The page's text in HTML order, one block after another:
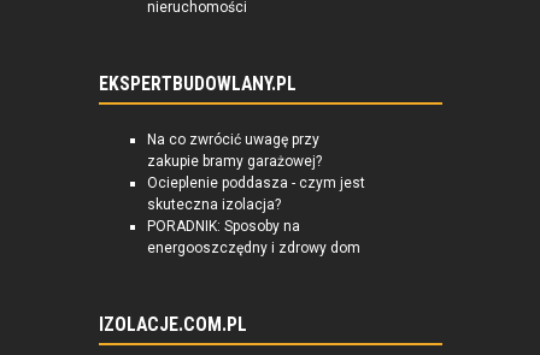
nieruchomości
EKSPERTBUDOWLANY.PL
Na co zwrócić uwagę przy
zakupie bramy garażowej?
Ocieplenie poddasza - czym jest
skuteczna izolacja?
PORADNIK: Sposoby na
energooszczędny i zdrowy dom
IZOLACJE.COM.PL